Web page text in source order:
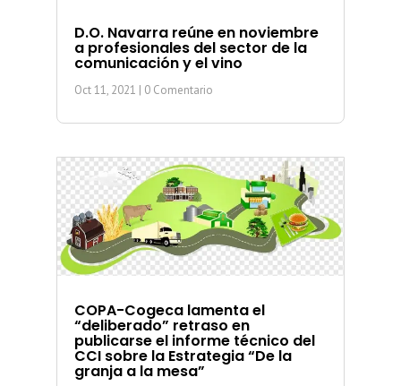
D.O. Navarra reúne en noviembre
a profesionales del sector de la
comunicación y el vino
Oct 11, 2021 | 0 Comentario
COPA-Cogeca lamenta el
“deliberado” retraso en
publicarse el informe técnico del
CCI sobre la Estrategia “De la
granja a la mesa”